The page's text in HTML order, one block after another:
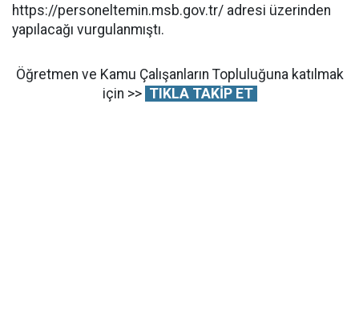
https://personeltemin.msb.gov.tr/ adresi üzerinden
yapılacağı vurgulanmıştı.
Öğretmen ve Kamu Çalışanların Topluluğuna katılmak
için >> TIKLA TAKİP ET